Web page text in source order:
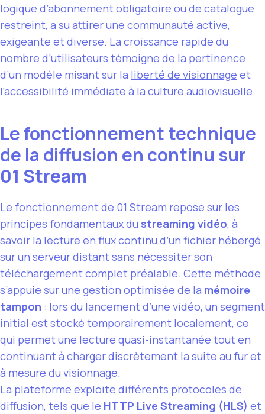
logique d’abonnement obligatoire ou de catalogue
restreint, a su attirer une communauté active,
exigeante et diverse. La croissance rapide du
nombre d’utilisateurs témoigne de la pertinence
d’un modèle misant sur la liberté de visionnage et
l’accessibilité immédiate à la culture audiovisuelle.
Le fonctionnement technique
de la diffusion en continu sur
01 Stream
Le fonctionnement de 01 Stream repose sur les
principes fondamentaux du streaming vidéo, à
savoir la lecture en flux continu d’un fichier hébergé
sur un serveur distant sans nécessiter son
téléchargement complet préalable. Cette méthode
s’appuie sur une gestion optimisée de la mémoire
tampon : lors du lancement d’une vidéo, un segment
initial est stocké temporairement localement, ce
qui permet une lecture quasi-instantanée tout en
continuant à charger discrètement la suite au fur et
à mesure du visionnage.
La plateforme exploite différents protocoles de
diffusion, tels que le HTTP Live Streaming (HLS) et